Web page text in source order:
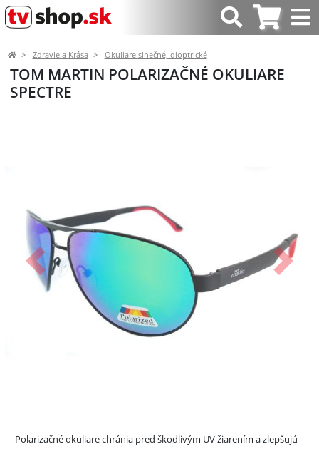
Zdravie a Krása Okuliare slnečné, dioptrické
TOM MARTIN POLARIZAČNÉ OKULIARE
SPECTRE
Predchádzajúci Ďalší
Polarizačné okuliare chránia pred škodlivým UV žiarením a zlepšujú